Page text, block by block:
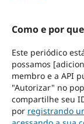
Como e por
Este periódico
possamos
membro e a API
"Autorizar" no
compartilhe seu
por registrando